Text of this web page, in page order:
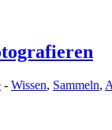
- Wissen, Sammeln,